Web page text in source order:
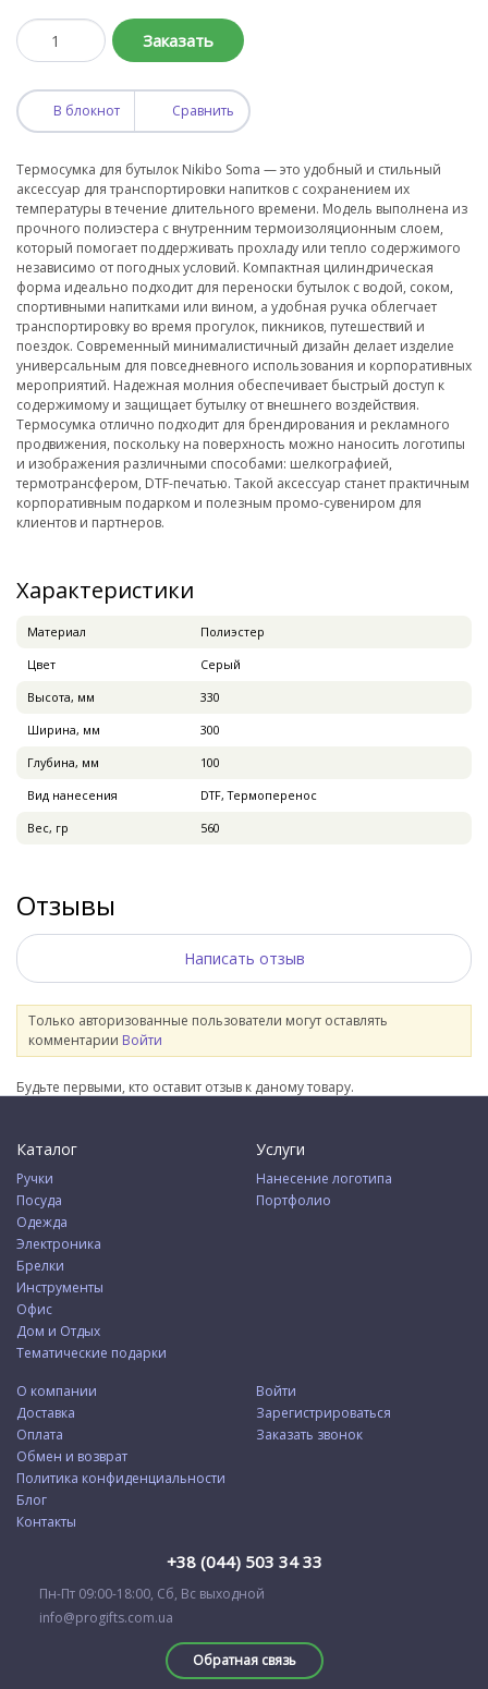
Заказать
В блокнот Сравнить
Термосумка для бутылок Nikibo Soma — это удобный и стильный
аксессуар для транспортировки напитков с сохранением их
температуры в течение длительного времени. Модель выполнена из
прочного полиэстера с внутренним термоизоляционным слоем,
который помогает поддерживать прохладу или тепло содержимого
независимо от погодных условий. Компактная цилиндрическая
форма идеально подходит для переноски бутылок с водой, соком,
спортивными напитками или вином, а удобная ручка облегчает
транспортировку во время прогулок, пикников, путешествий и
поездок. Современный минималистичный дизайн делает изделие
универсальным для повседневного использования и корпоративных
мероприятий. Надежная молния обеспечивает быстрый доступ к
содержимому и защищает бутылку от внешнего воздействия.
Термосумка отлично подходит для брендирования и рекламного
продвижения, поскольку на поверхность можно наносить логотипы
и изображения различными способами: шелкографией,
термотрансфером, DTF-печатью. Такой аксессуар станет практичным
корпоративным подарком и полезным промо-сувениром для
клиентов и партнеров.
Характеристики
Материал
Полиэстер
Цвет
Серый
Высота, мм
330
Ширина, мм
300
Глубина, мм
100
Вид нанесения
DTF, Термоперенос
Вес, гр
560
Отзывы
Написать отзыв
Только авторизованные пользователи могут оставлять
комментарии Войти
Будьте первыми, кто оставит отзыв к даному товару.
Каталог
Ручки
Посуда
Одежда
Электроника
Брелки
Инструменты
Офис
Дом и Отдых
Тематические подарки
Услуги
Нанесение логотипа
Портфолио
О компании
Доставка
Оплата
Обмен и возврат
Политика конфиденциальности
Блог
Контакты
Войти
Зарегистрироваться
Заказать звонок
+38 (044) 503 34 33
Пн-Пт 09:00-18:00, Сб, Вс выходной
info@progifts.com.ua
Обратная связь